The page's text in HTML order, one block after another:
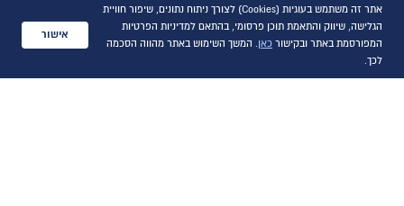
א' - ד':
09:00 - 16:30
ה :
09:00 - 16:00
חול המועד
?
אתר זה משתמש בעוגיות (Cookies) לצורך ניתוח נתונים, שיפור חוויית
הגלישה, שיווק והתאמת תוכן פרסומי, בהתאם למדיניות הפרטיות
המפורסמת באתר ובקישור כאן. המשך השימוש באתר מהווה הסכמה
לכך.
אישור